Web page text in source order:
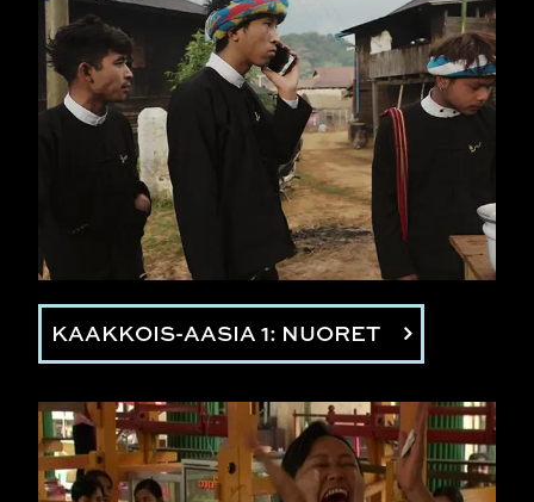
KAAKKOIS-AASIA 1: NUORET